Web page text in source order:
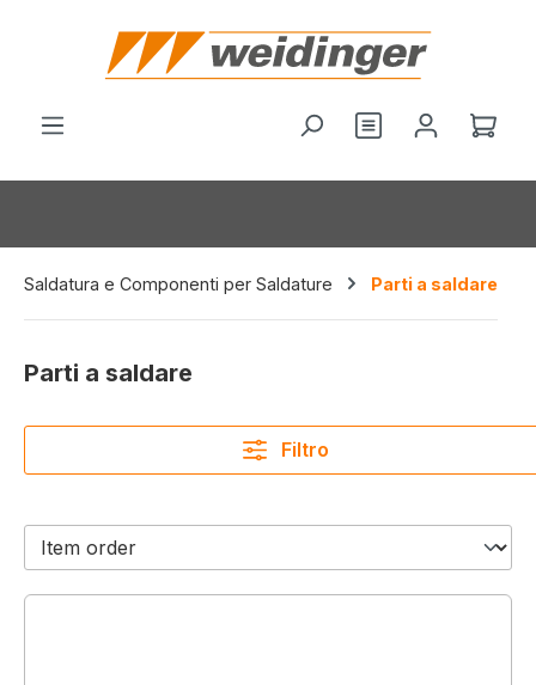
principale
Hai 0 articoliIl
Saldatura e Componenti per Saldature Parti a saldare
Parti a saldare
Filtro